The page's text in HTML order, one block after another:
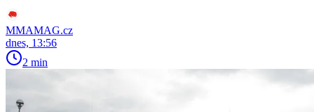
MMAMAG.cz
dnes, 13:56
2 min